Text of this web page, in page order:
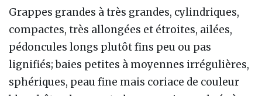
Grappes grandes à très grandes, cylindriques,
compactes, très allongées et étroites, ailées,
pédoncules longs plutôt fins peu ou pas
lignifiés; baies petites à moyennes irrégulières,
sphériques, peau fine mais coriace de couleur